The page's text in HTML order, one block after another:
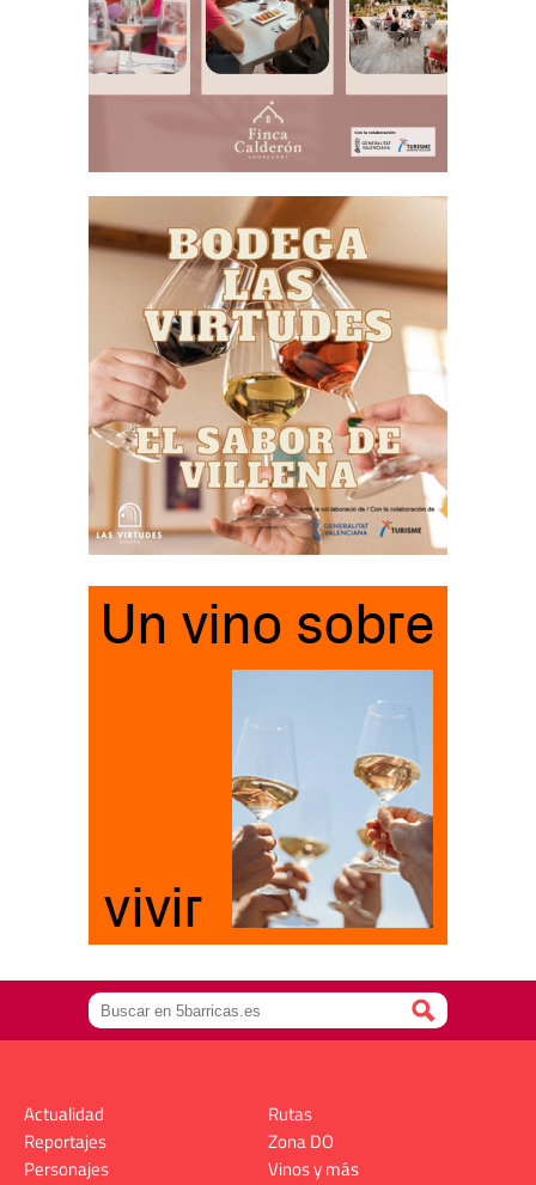
Actualidad
Reportajes
Personajes
Rutas
Zona DO
Vinos y más